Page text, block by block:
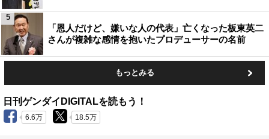
「恩人だけど、嫌いな人の代表」亡くなった板東英二
さんが複雑な感情を抱いたプロデューサーの名前
5
もっとみる
日刊ゲンダイDIGITALを読もう！
6.6万 18.5万